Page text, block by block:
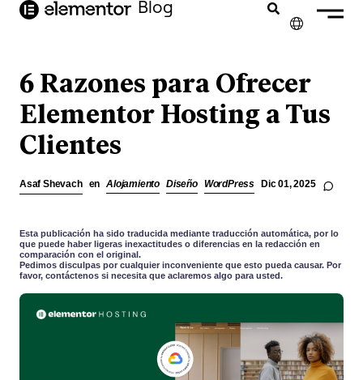
contenido Blog
ENGLISH
FRANÇAIS
ITALIANO
6 Razones para Ofrecer
Elementor Hosting a Tus
Clientes
Asaf Shevach en Alojamiento Diseño WordPress Dic 01, 2025
Esta publicación ha sido traducida mediante traducción automática, por lo
que puede haber ligeras inexactitudes o diferencias en la redacción en
comparación con el original.
Pedimos disculpas por cualquier inconveniente que esto pueda causar. Por
favor, contáctenos si necesita que aclaremos algo para usted.